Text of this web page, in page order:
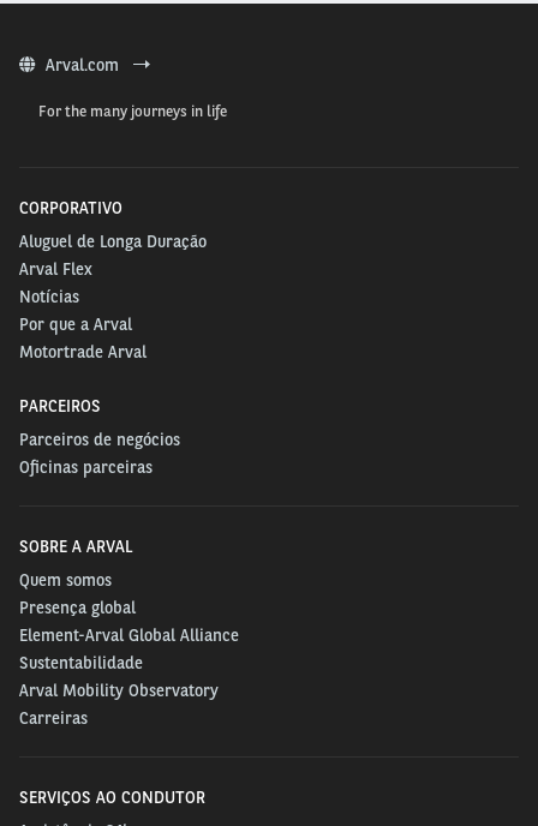
Arval.com
For the many journeys in life
CORPORATIVO
Aluguel de Longa Duração
Arval Flex
Notícias
Por que a Arval
Motortrade Arval
PARCEIROS
Parceiros de negócios
Oficinas parceiras
SOBRE A ARVAL
Quem somos
Presença global
Element-Arval Global Alliance
Sustentabilidade
Arval Mobility Observatory
Carreiras
SERVIÇOS AO CONDUTOR